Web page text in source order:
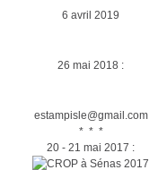
6 avril 2019
26 mai 2018 :
estampisle@gmail.com
* * *
20 - 21 mai 2017 :